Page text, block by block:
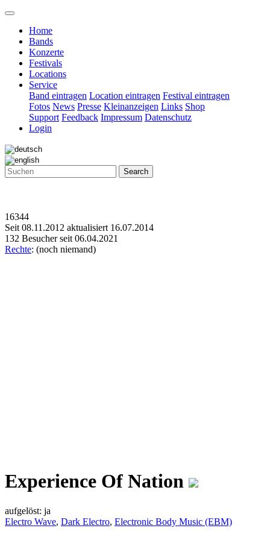
Home
Bands
Konzerte
Festivals
Locations
Service
Band eintragen Location eintragen Festival eintragen
Fotos News Presse Kleinanzeigen Links Shop
Support Feedback Impressum Datenschutz
Login
Search
16344
Seit 08.11.2012 aktualisiert 16.07.2014
132 Besucher seit 06.04.2021
Rechte: (noch niemand)
Experience Of Nation
aufgelöst: ja
Electro Wave, Dark Electro, Electronic Body Music (EBM)